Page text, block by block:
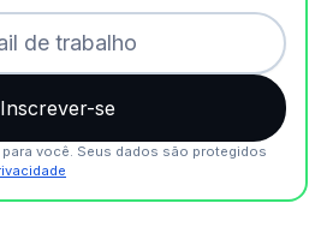
você. Seus dados são protegidos